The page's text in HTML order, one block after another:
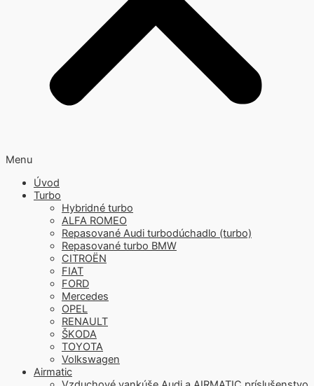
Menu
Úvod
Turbo
Hybridné turbo
ALFA ROMEO
Repasované Audi turbodúchadlo (turbo)
Repasované turbo BMW
CITROËN
FIAT
FORD
Mercedes
OPEL
RENAULT
ŠKODA
TOYOTA
Volkswagen
Airmatic